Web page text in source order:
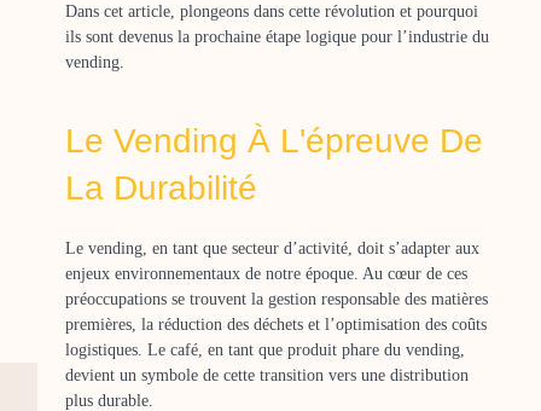
Dans cet article, plongeons dans cette révolution et pourquoi
ils sont devenus la prochaine étape logique pour l’industrie du
vending.
Le Vending À L'épreuve De
La Durabilité
Le vending, en tant que secteur d’activité, doit s’adapter aux
enjeux environnementaux de notre époque. Au cœur de ces
préoccupations se trouvent la gestion responsable des matières
premières, la réduction des déchets et l’optimisation des coûts
logistiques. Le café, en tant que produit phare du vending,
devient un symbole de cette transition vers une distribution
plus durable.